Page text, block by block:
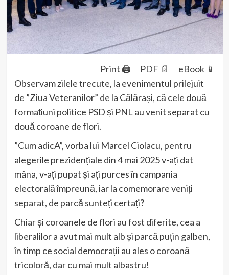
Print 🖨 PDF 📄
eBook 📱
Observam zilele trecute, la evenimentul prilejuit
de ”Ziua Veteranilor” de la Călărași, că cele două
formațiuni politice PSD și PNL au venit separat cu
două coroane de flori.
”Cum adicA”, vorba lui Marcel Ciolacu, pentru
alegerile prezidențiale din 4 mai 2025 v-ați dat
mâna, v-ați pupat și ați purces în campania
electorală împreună, iar la comemorare veniți
separat, de parcă sunteți certați?
Chiar și coroanele de flori au fost diferite, cea a
liberalilor a avut mai mult alb și parcă puțin galben,
în timp ce social democrații au ales o coroană
tricoloră, dar cu mai mult albastru!